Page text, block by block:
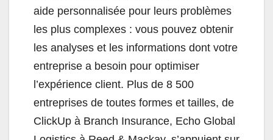
aide personnalisée pour leurs problèmes
les plus complexes : vous pouvez obtenir
les analyses et les informations dont votre
entreprise a besoin pour optimiser
l’expérience client. Plus de 8 500
entreprises de toutes formes et tailles, de
ClickUp à Branch Insurance, Echo Global